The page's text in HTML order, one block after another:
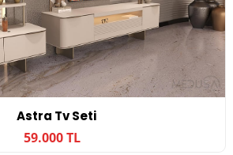
Astra Tv Seti
59.000 TL